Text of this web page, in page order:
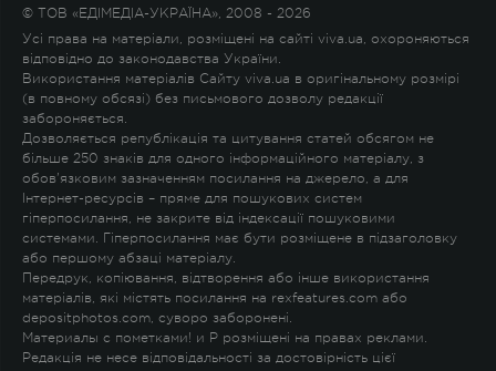
© ТОВ «ЕДІМЕДІА-УКРАЇНА», 2008 - 2026
Усі права на матеріали, розміщені на сайті viva.ua, охороняються
відповідно до законодавства України.
Використання матеріалів Сайту viva.ua в оригінальному розмірі
(в повному обсязі) без письмового дозволу редакції
забороняється.
Дозволяється републікація та цитування статей обсягом не
більше 250 знаків для одного інформаційного матеріалу, з
обов'язковим зазначенням посилання на джерело, а для
Інтернет-ресурсів – пряме для пошукових систем
гіперпосилання, не закрите від індексації пошуковими
системами. Гіперпосилання має бути розміщене в підзаголовку
або першому абзаці матеріалу.
Передрук, копіювання, відтворення або інше використання
матеріалів, які містять посилання на rexfeatures.com або
depositphotos.com, суворо заборонені.
Материалы с пометками! и P розміщені на правах реклами.
Редакція не несе відповідальності за достовірність цієї